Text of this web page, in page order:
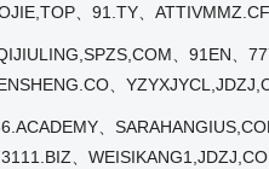
、91.TY、
、91EN、
、
、
、